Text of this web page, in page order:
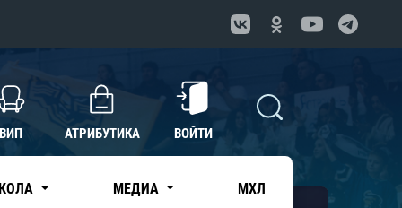
ВИП АТРИБУТИКА ВОЙТИ
МЕДИА МХЛ